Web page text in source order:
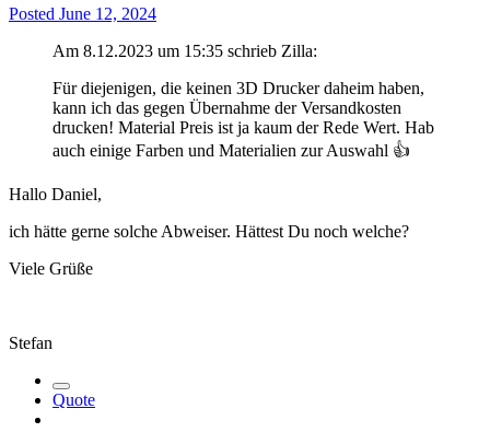
Posted June 12, 2024
Am 8.12.2023 um 15:35 schrieb Zilla:
Für diejenigen, die keinen 3D Drucker daheim haben,
kann ich das gegen Übernahme der Versandkosten
drucken! Material Preis ist ja kaum der Rede Wert. Hab
auch einige Farben und Materialien zur Auswahl 👍
Hallo Daniel,
ich hätte gerne solche Abweiser. Hättest Du noch welche?
Viele Grüße
Stefan
Quote